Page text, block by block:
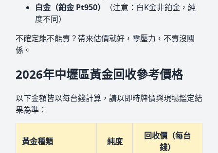
白金（鉑金 Pt950）
（注意：白K金非鉑金，純
度不同）
不確定能不能賣？帶來估價就好，零壓力，不賣沒關
係。
2026年中壢區黃金回收參考價格
以下金額皆以每台錢計算，請以即時牌價與現場鑑定結
果為準：
黃金種類 純度
回收價（每台
錢）